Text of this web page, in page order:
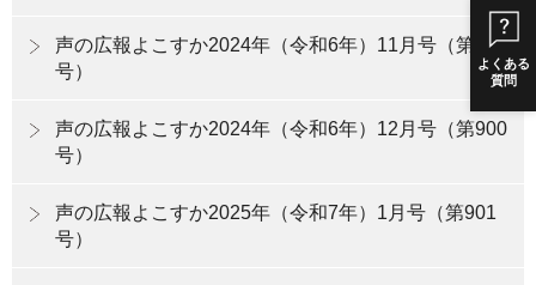
よくある
質問
声の広報よこすか2024年（令和6年）11月号（第899
号）
声の広報よこすか2024年（令和6年）12月号（第900
号）
声の広報よこすか2025年（令和7年）1月号（第901
号）